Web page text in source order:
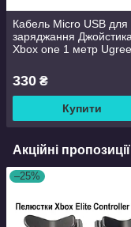
Кабель Micro USB для
заряджання
Xbox one 1 метр
330 ₴
Купити
Акційні
–25%